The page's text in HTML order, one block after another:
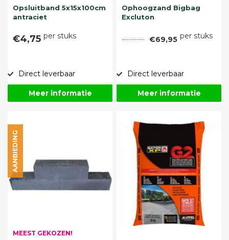
Opsluitband 5x15x100cm
antraciet
€4,75 per stuks
Direct leverbaar
Meer informatie
Ophoogzand Bigbag
Excluton
€89,95 €69,95 per stuks
Direct leverbaar
Meer informatie
MEEST GEKOZEN!
AANBIEDING